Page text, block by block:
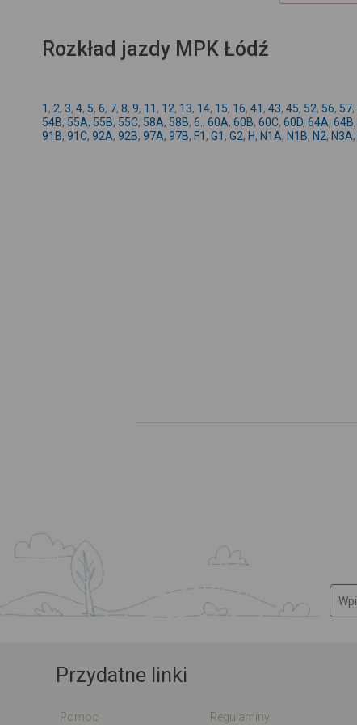
Rozkład jazdy MPK Łódź
1 , 2, 3, 4, 5, 6, 7, 8, 9, 11 , 12, 13, 14, 15, 16, 41 , 43, 45, 52, 56, 57,
54B, 55A, 55B, 55C, 58A, 58B, 6. , 60A, 60B, 60C, 60D, 64A, 64B,
91B, 91C, 92A, 92B, 97A, 97B, F1 , G1 , G2, H, N1A, N1B, N2, N3A,
Przydatne linki
Pomoc Regulaminy